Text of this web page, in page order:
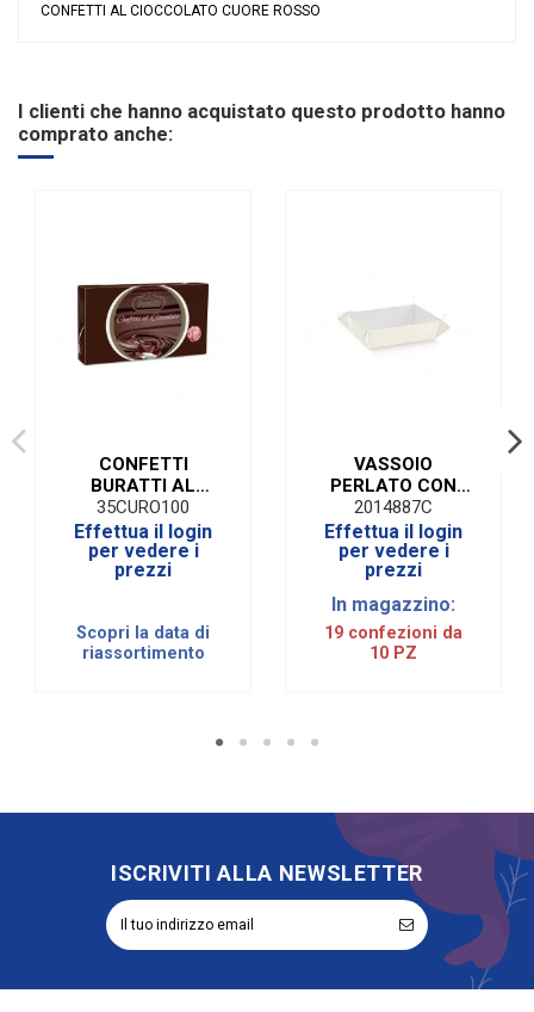
CONFETTI AL CIOCCOLATO CUORE ROSSO
Tipologia confetti Buratti
Ingredienti
I clienti che hanno acquistato questo prodotto hanno
comprato anche:
CONFETTI
BURATTI AL
CIOCCOLATO
CUORE ROSA | 1
KG
35CURO100
Effettua il login
per vedere i
prezzi
Scopri la data di
riassortimento
VASSOIO
PERLATO CON
FORI 28,5 X 19 cm
(10 PZ)
2014887C
Effettua il login
per vedere i
prezzi
In magazzino:
19 confezioni da
10 PZ
ISCRIVITI ALLA NEWSLETTER